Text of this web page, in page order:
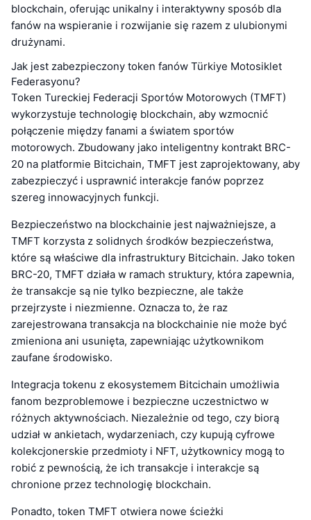
blockchain, oferując unikalny i interaktywny sposób dla
fanów na wspieranie i rozwijanie się razem z ulubionymi
drużynami.
Jak jest zabezpieczony token fanów Türkiye Motosiklet
Federasyonu?
Token Tureckiej Federacji Sportów Motorowych (TMFT)
wykorzystuje technologię blockchain, aby wzmocnić
połączenie między fanami a światem sportów
motorowych. Zbudowany jako inteligentny kontrakt BRC-
20 na platformie Bitcichain, TMFT jest zaprojektowany, aby
zabezpieczyć i usprawnić interakcje fanów poprzez
szereg innowacyjnych funkcji.
Bezpieczeństwo na blockchainie jest najważniejsze, a
TMFT korzysta z solidnych środków bezpieczeństwa,
które są właściwe dla infrastruktury Bitcichain. Jako token
BRC-20, TMFT działa w ramach struktury, która zapewnia,
że transakcje są nie tylko bezpieczne, ale także
przejrzyste i niezmienne. Oznacza to, że raz
zarejestrowana transakcja na blockchainie nie może być
zmieniona ani usunięta, zapewniając użytkownikom
zaufane środowisko.
Integracja tokenu z ekosystemem Bitcichain umożliwia
fanom bezproblemowe i bezpieczne uczestnictwo w
różnych aktywnościach. Niezależnie od tego, czy biorą
udział w ankietach, wydarzeniach, czy kupują cyfrowe
kolekcjonerskie przedmioty i NFT, użytkownicy mogą to
robić z pewnością, że ich transakcje i interakcje są
chronione przez technologię blockchain.
Ponadto, token TMFT otwiera nowe ścieżki